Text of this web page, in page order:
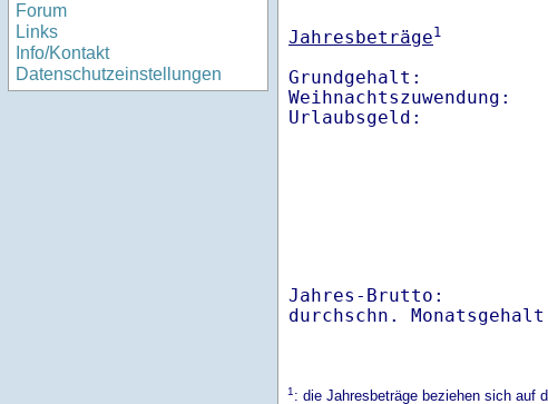
Forum
Links
Info/Kontakt
Datenschutzeinstellungen
Jahresbeträge1
Grundgehalt:
Jahres-
1: die Jahresbeträge beziehen sich auf